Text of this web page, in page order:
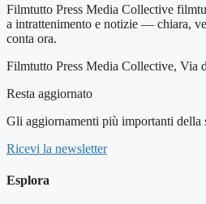
Filmtutto Press Media Collective
a intrattenimento e notizie — chiara,
conta ora.
Filmtutto Press Media Collective, Via
Resta aggiornato
Gli aggiornamenti più importanti della
Ricevi la newsletter
Esplora